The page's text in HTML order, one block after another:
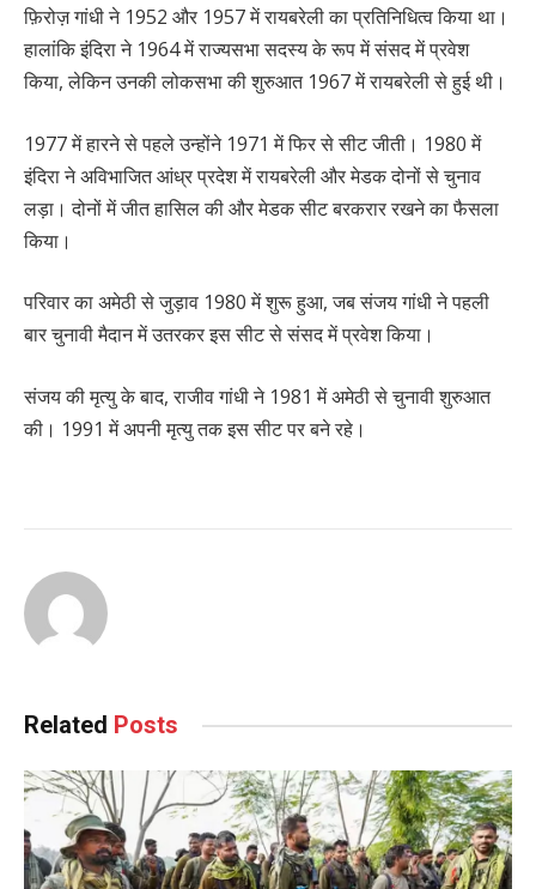
फ़िरोज़ गांधी ने 1952 और 1957 में रायबरेली का प्रतिनिधित्व किया था।
हालांकि इंदिरा ने 1964 में राज्यसभा सदस्य के रूप में संसद में प्रवेश
किया, लेकिन उनकी लोकसभा की शुरुआत 1967 में रायबरेली से हुई थी।
1977 में हारने से पहले उन्होंने 1971 में फिर से सीट जीती। 1980 में
इंदिरा ने अविभाजित आंध्र प्रदेश में रायबरेली और मेडक दोनों से चुनाव
लड़ा। दोनों में जीत हासिल की और मेडक सीट बरकरार रखने का फैसला
किया।
परिवार का अमेठी से जुड़ाव 1980 में शुरू हुआ, जब संजय गांधी ने पहली
बार चुनावी मैदान में उतरकर इस सीट से संसद में प्रवेश किया।
संजय की मृत्यु के बाद, राजीव गांधी ने 1981 में अमेठी से चुनावी शुरुआत
की। 1991 में अपनी मृत्यु तक इस सीट पर बने रहे।
Related Posts